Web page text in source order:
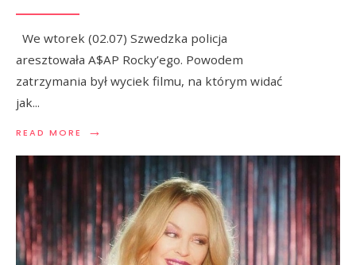
We wtorek (02.07) Szwedzka policja
aresztowała A$AP Rocky’ego. Powodem
zatrzymania był wyciek filmu, na którym widać
jak...
READ MORE →